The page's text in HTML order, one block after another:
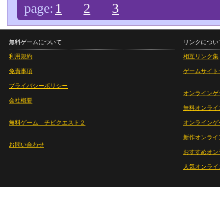
page: 1 2 3
無料ゲームについて
利用規約
免責事項
プライバシーポリシー
会社概要
無料ゲーム チビクエスト２
お問い合わせ
リンクについ
相互リンク集
ゲームサイト
オンラインゲ
無料オンライ
オンライン
新作オンライ
おすすめオ
人気オンラ